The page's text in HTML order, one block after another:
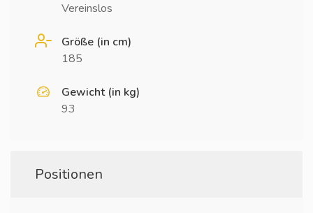
Vereinslos
Größe (in cm)
185
Gewicht (in kg)
93
Positionen